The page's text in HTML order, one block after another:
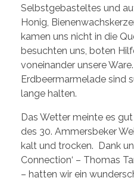
Selbstgebasteltes und
Honig,
kamen uns nicht in die
besuchten uns, boten
voneinander unsere
Erdbeermarmelade sind
lange halten.
Das Wetter meinte es
des 30. Ammersbeker
kalt und trocken. Dank
Connection‘ – Thomas
– hatten wir ein